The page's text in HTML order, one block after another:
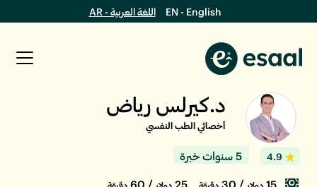
EN - English اللغة العربية - AR
د.كيرلس رياض
أخصائي الطب النفسي
4.9 5 سنوات خبرة
15 دولار / 30 دقيقة دولار / 60 دقيقة